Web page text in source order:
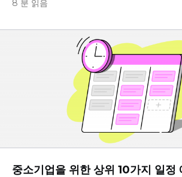
8 분 읽음
중소기업을 위한 상위 10가지 일정